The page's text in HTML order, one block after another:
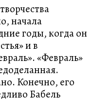
начала
годы, когда он
и в
«Февраль»
Конечно, его
Бабель